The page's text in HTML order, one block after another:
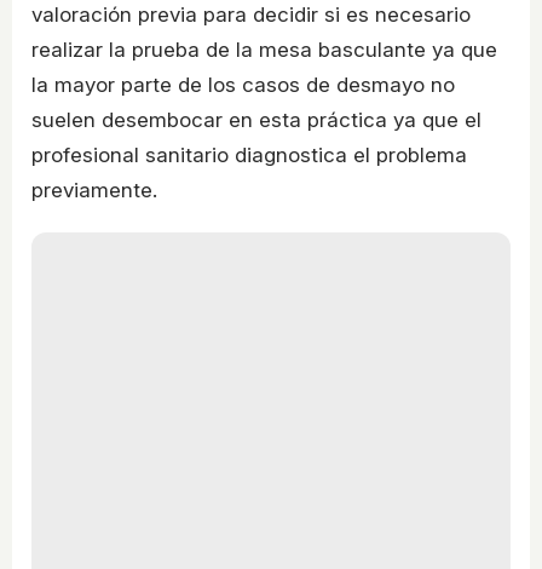
valoración previa para decidir si es necesario
realizar la prueba de la mesa basculante ya que
la mayor parte de los casos de desmayo no
suelen desembocar en esta práctica ya que el
profesional sanitario diagnostica el problema
previamente.